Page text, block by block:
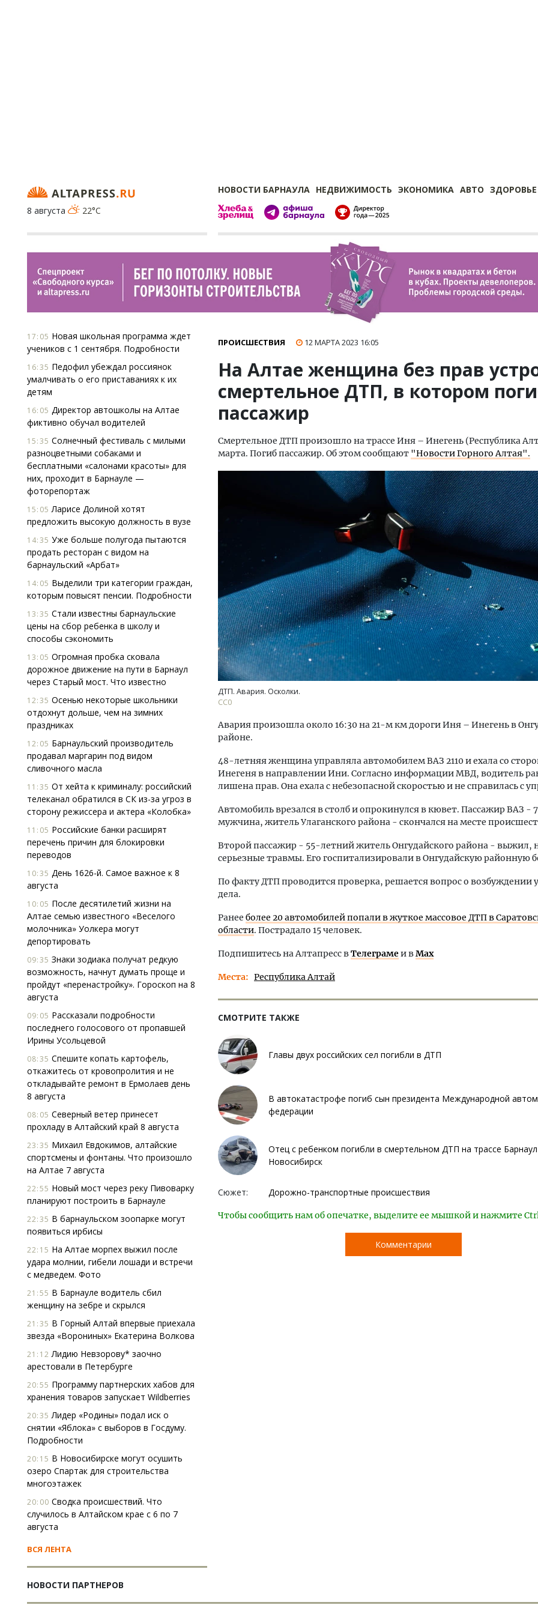
НОВОСТИ БАРНАУЛА НЕДВИЖИМОСТЬ ЭКОНОМИКА АВТО ЗДОРОВЬЕ
8 августа
22°C
17:05 Новая школьная программа ждет
учеников с 1 сентября. Подробности
16:35 Педофил убеждал россиянок
умалчивать о его приставаниях к их
детям
16:05 Директор автошколы на Алтае
фиктивно обучал водителей
15:35 Солнечный фестиваль с милыми
разноцветными собаками и
бесплатными «салонами красоты» для
них, проходит в Барнауле —
фоторепортаж
15:05 Ларисе Долиной хотят
предложить высокую должность в вузе
14:35 Уже больше полугода пытаются
продать ресторан с видом на
барнаульский «Арбат»
14:05 Выделили три категории граждан,
которым повысят пенсии. Подробности
13:35 Стали известны барнаульские
цены на сбор ребенка в школу и
способы сэкономить
13:05 Огромная пробка сковала
дорожное движение на пути в Барнаул
через Старый мост. Что известно
12:35 Осенью некоторые школьники
отдохнут дольше, чем на зимних
праздниках
12:05 Барнаульский производитель
продавал маргарин под видом
сливочного масла
11:35 От хейта к криминалу: российский
телеканал обратился в СК из-за угроз в
сторону режиссера и актера «Колобка»
11:05 Российские банки расширят
перечень причин для блокировки
переводов
10:35 День 1626-й. Самое важное к 8
августа
10:05 После десятилетий жизни на
Алтае семью известного «Веселого
молочника» Уолкера могут
депортировать
09:35 Знаки зодиака получат редкую
возможность, начнут думать проще и
пройдут «перенастройку». Гороскоп на 8
августа
09:05 Рассказали подробности
последнего голосового от пропавшей
Ирины Усольцевой
08:35 Спешите копать картофель,
откажитесь от кровопролития и не
откладывайте ремонт в Ермолаев день
8 августа
08:05 Северный ветер принесет
прохладу в Алтайский край 8 августа
23:35 Михаил Евдокимов, алтайские
спортсмены и фонтаны. Что произошло
на Алтае 7 августа
22:55 Новый мост через реку Пивоварку
планируют построить в Барнауле
22:35 В барнаульском зоопарке могут
появиться ирбисы
22:15 На Алтае морпех выжил после
удара молнии, гибели лошади и встречи
с медведем. Фото
21:55 В Барнауле водитель сбил
женщину на зебре и скрылся
21:35 В Горный Алтай впервые приехала
звезда «Ворониных» Екатерина Волкова
21:12 Лидию Невзорову* заочно
арестовали в Петербурге
20:55 Программу партнерских хабов для
хранения товаров запускает Wildberries
20:35 Лидер «Родины» подал иск о
снятии «Яблока» с выборов в Госдуму.
Подробности
20:15 В Новосибирске могут осушить
озеро Спартак для строительства
многоэтажек
20:00 Сводка происшествий. Что
случилось в Алтайском крае с 6 по 7
августа
ВСЯ ЛЕНТА
НОВОСТИ ПАРТНЕРОВ
ПРОИСШЕСТВИЯ 12 МАРТА 2023 16:05
На Алтае женщина без прав
смертельное ДТП, в котором
пассажир
Смертельное ДТП произошло на трассе Иня – Инегень (Республика
марта. Погиб пассажир. Об этом сообщают "Новости Горного Алтая".
ДТП. Авария. Осколки.
CC0
Авария произошла около 16:30 на 21-м км дороги Иня – Инегень в
районе.
48-летняя женщина управляла автомобилем ВАЗ 2110 и ехала со
Инегеня в направлении Ини. Согласно информации МВД, водитель
лишена прав. Она ехала с небезопасной скоростью и не справилась с
Автомобиль врезался в столб и опрокинулся в кювет. Пассажир ВАЗ -
мужчина, житель Улаганского района - скончался на месте
Второй пассажир - 55-летний житель Онгудайского района - выжил,
серьезные травмы. Его госпитализировали в Онгудайскую районную
По факту ДТП проводится проверка, решается вопрос о возбуждении
дела.
Ранее более 20 автомобилей попали в жуткое массовое ДТП в
области. Пострадало 15 человек.
Подпишитесь на Алтапресс вТелеграмеи вMax
Места Республика Алтай
СМОТРИТЕ ТАКЖЕ
Главы двух российских сел погибли в ДТП
В автокатастрофе погиб сын президента Международной
федерации
Отец с ребенком погибли в смертельном ДТП на трассе
Новосибирск
Сюжет: Дорожно-транспортные происшествия
Чтобы сообщить нам об опечатке, выделите ее мышкой и нажмите
Комментарии
Ищем новые берега. Гендиректор
«Жилищной инициативы» Юрий
Гатилов — о том, как девелоперу
оставаться на плаву, когда рынок
штормит
Архитектурный код
земли. Мощение
плитами становится
стандартом